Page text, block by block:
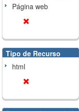
Página web
Tipo de Recurso
html